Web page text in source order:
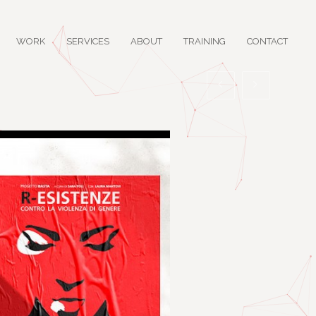
WORK SERVICES ABOUT TRAINING CONTACT